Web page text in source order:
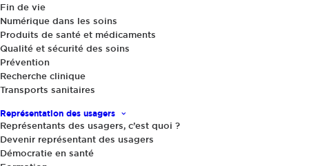
Fin de vie
Numérique dans les soins
Produits de santé et médicaments
Qualité et sécurité des soins
Prévention
Recherche clinique
Transports sanitaires
Représentation des usagers
Représentants des usagers, c’est quoi ?
Devenir représentant des usagers
Démocratie en santé
Alcool : les jeunes en première ligne
C’est l’organisation Mondiale de la santé (OMS)
qui l’écrit dans son rapport publié fin juin sur la
consommation d’alcool dans le monde, la santé